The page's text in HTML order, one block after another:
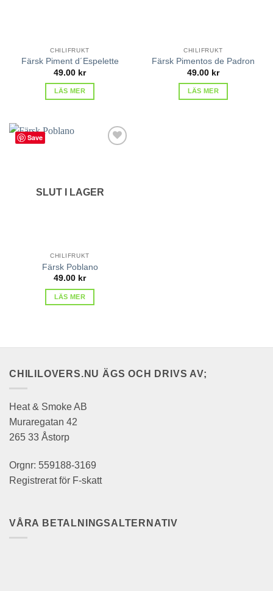
CHILIFRUKT
Färsk Piment d´Espelette
49.00 kr
LÄS MER
CHILIFRUKT
Färsk Pimentos de Padron
49.00 kr
LÄS MER
Save
SLUT I LAGER
CHILIFRUKT
Färsk Poblano
49.00 kr
LÄS MER
CHILILOVERS.NU ÄGS OCH DRIVS AV;
Heat & Smoke AB
Muraregatan 42
265 33 Åstorp
Orgnr: 559188-3169
Registrerat för F-skatt
VÅRA BETALNINGSALTERNATIV